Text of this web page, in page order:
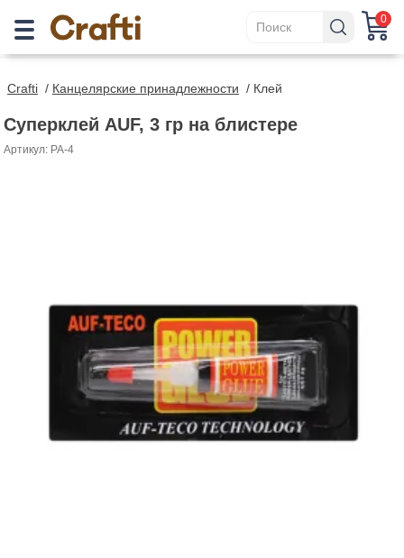
0
Crafti / Канцелярские принадлежности / Клей
Суперклей AUF, 3 гр на блистере
Артикул: PA-4